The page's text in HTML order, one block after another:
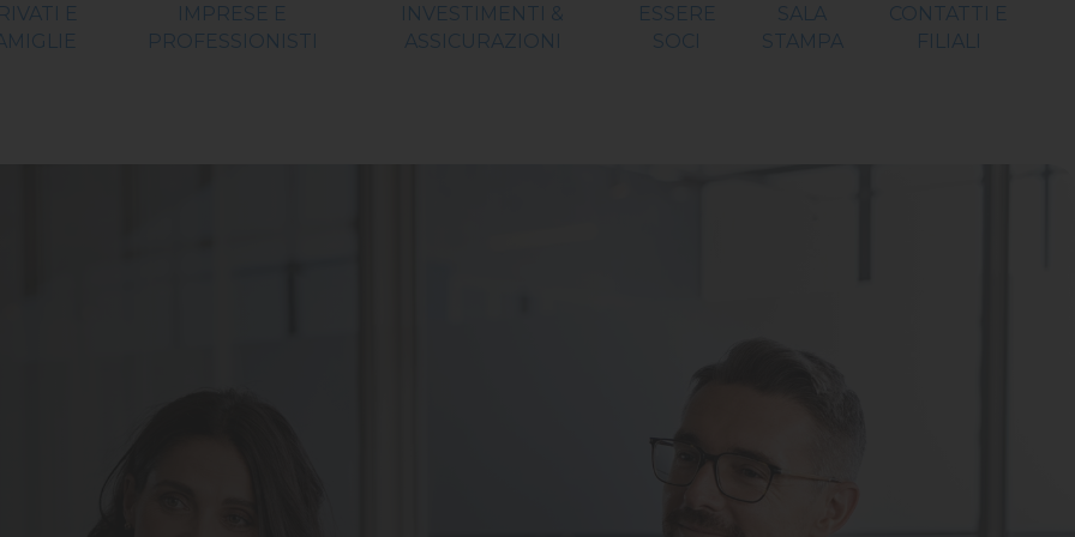
E
IMPRESE E
PROFESSIONISTI
INVESTIMENTI &
ASSICURAZIONI
ESSERE
SOCI
SALA
STAMPA
CONTATTI E
FILIALI